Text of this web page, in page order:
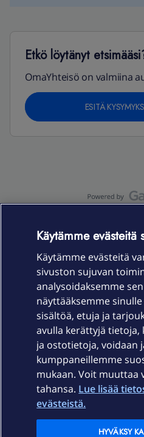
Etkö löytänyt
OmaYhteisö on valmiina
ESITÄ
Laitteet & liittymät
Palvelut
Ajankohtaista
Elisa Oyj
Käytämme evästeitä
Käytämme evästeitä
sivuston sujuvan
analysoidaksemme
näyttääksemme
sisältöä, etuja ja
avulla kerättyjä tietoja,
ja ostotietoja, voidaan
kumppaneillemme
mukaan. Voit muuttaa
tahansa. Lue lisää
evästeistä.
HYVÄKSY